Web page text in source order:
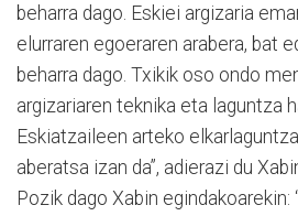
beharra dago. Eskiei argizaria
elurraren egoeraren arabera, bat
beharra dago. Txikik oso ondo
argizariaren teknika eta laguntza
Eskiatzaileen arteko
aberatsa izan da”, adierazi du
Pozik dago Xabin egindakoarekin: